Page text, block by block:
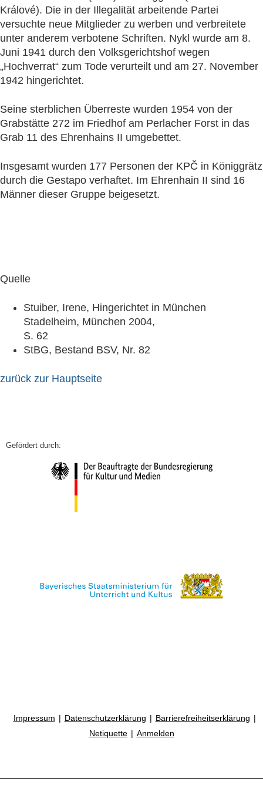
Králové). Die in der Illegalität arbeitende Partei
versuchte neue Mitglieder zu werben und verbreitete
unter anderem verbotene Schriften. Nykl wurde am 8.
Juni 1941 durch den Volksgerichtshof wegen
„Hochverrat“ zum Tode verurteilt und am 27. November
1942 hingerichtet.
Seine sterblichen Überreste wurden 1954 von der
Grabstätte 272 im Friedhof am Perlacher Forst in das
Grab 11 des Ehrenhains II umgebettet.
Insgesamt wurden 177 Personen der KPČ in Königgrätz
durch die Gestapo verhaftet. Im Ehrenhain II sind 16
Männer dieser Gruppe beigesetzt.
Quelle
Stuiber, Irene, Hingerichtet in München
Stadelheim, München 2004,
S. 62
StBG, Bestand BSV, Nr. 82
zurück zur Hauptseite
Impressum Datenschutzerklärung
Barrierefreiheitserklärung
Netiquette
Anmelden